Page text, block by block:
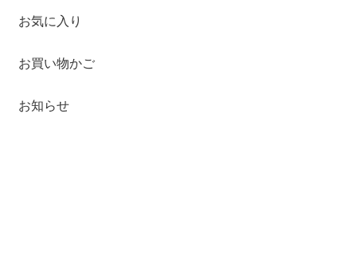
ン
キ
プ
ス
プ
お気に入り
お買い物かご
お知らせ